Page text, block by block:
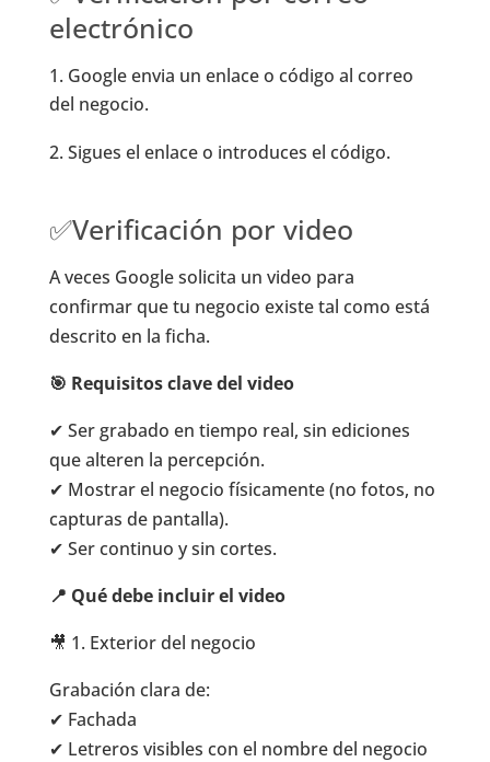
electrónico
Google envia un enlace o código al correo
del negocio.
Sigues el enlace o introduces el código.
✅Verificación por video
A veces Google solicita un video para
confirmar que tu negocio existe tal como está
descrito en la ficha.
🎯 Requisitos clave del video
✔ Ser grabado en tiempo real, sin ediciones
que alteren la percepción.
✔ Mostrar el negocio físicamente (no fotos, no
capturas de pantalla).
✔ Ser continuo y sin cortes.
📍 Qué debe incluir el video
🎥 1. Exterior del negocio
Grabación clara de:
✔ Fachada
✔ Letreros visibles con el nombre del negocio